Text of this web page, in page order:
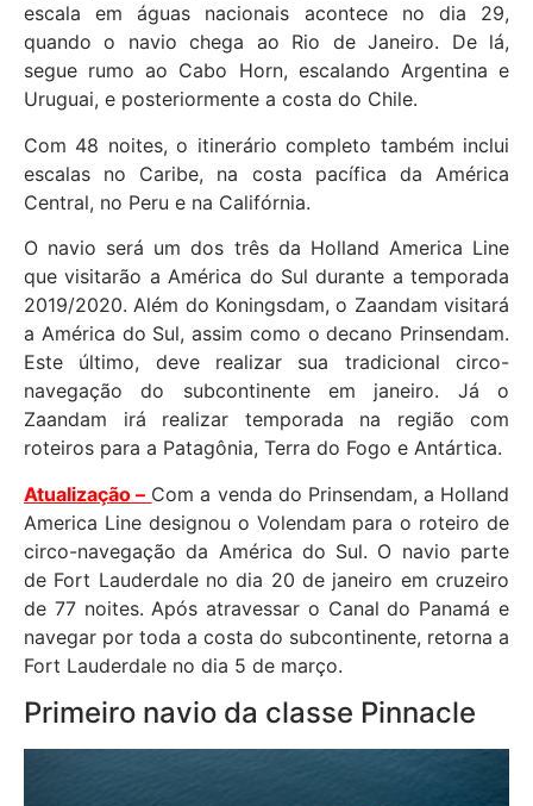
escala em águas nacionais acontece no dia 29,
quando o navio chega ao Rio de Janeiro. De lá,
segue rumo ao Cabo Horn, escalando Argentina e
Uruguai, e posteriormente a costa do Chile.
Com 48 noites, o itinerário completo também inclui
escalas no Caribe, na costa pacífica da América
Central, no Peru e na Califórnia.
O navio será um dos três da Holland America Line
que visitarão a América do Sul durante a temporada
2019/2020. Além do Koningsdam, o Zaandam visitará
a América do Sul, assim como o decano Prinsendam.
Este último, deve realizar sua tradicional circo-
navegação do subcontinente em janeiro. Já o
Zaandam irá realizar temporada na região com
roteiros para a Patagônia, Terra do Fogo e Antártica.
Atualização – Com a venda do Prinsendam, a Holland
America Line designou o Volendam para o roteiro de
circo-navegação da América do Sul. O navio parte
de Fort Lauderdale no dia 20 de janeiro em cruzeiro
de 77 noites. Após atravessar o Canal do Panamá e
navegar por toda a costa do subcontinente, retorna a
Fort Lauderdale no dia 5 de março.
Primeiro navio da classe Pinnacle